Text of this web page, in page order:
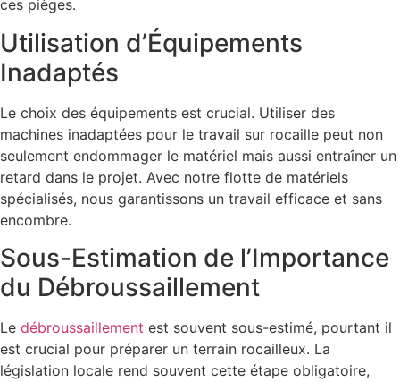
ces pièges.
Utilisation d’Équipements
Inadaptés
Le choix des équipements est crucial. Utiliser des
machines inadaptées pour le travail sur rocaille peut non
seulement endommager le matériel mais aussi entraîner un
retard dans le projet. Avec notre flotte de matériels
spécialisés, nous garantissons un travail efficace et sans
encombre.
Sous-Estimation de l’Importance
du Débroussaillement
Le débroussaillement est souvent sous-estimé, pourtant il
est crucial pour préparer un terrain rocailleux. La
législation locale rend souvent cette étape obligatoire,